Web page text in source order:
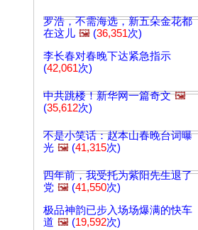
罗浩，不需海选，新五朵金花都
在这儿 🖼️ (36,351次)
李长春对春晚下达紧急指示
(42,061次)
中共跳楼！新华网一篇奇文 🖼️
(35,612次)
不是小笑话：赵本山春晚台词曝
光 🖼️ (41,315次)
四年前，我受托为紫阳先生退了
党 🖼️ (41,550次)
极品神韵已步入场场爆满的快车
道 🖼️ (19,592次)